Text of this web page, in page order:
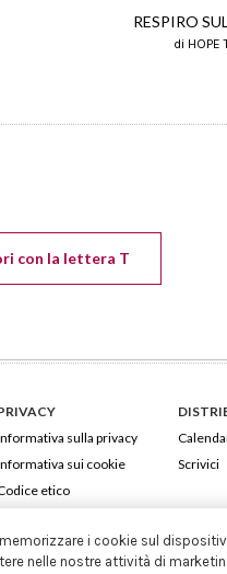
RESPIRO
di HOPE
con la lettera T
sulla privacy
sui cookie
etico
Scrivici
i cookie sul
nelle nostre attività di